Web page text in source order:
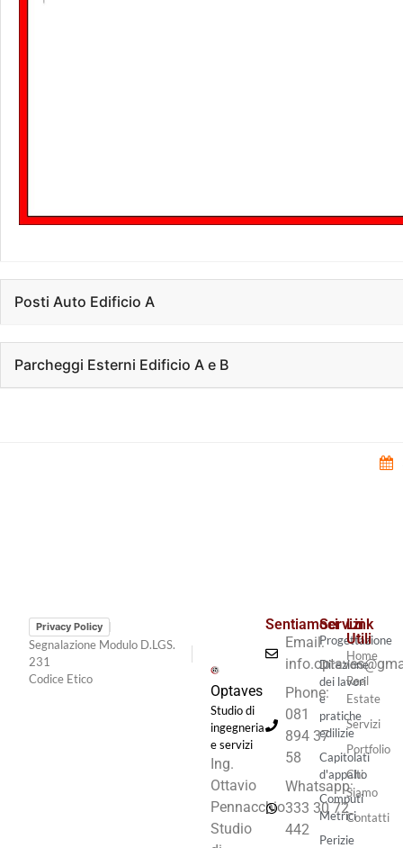
Posti Auto Edificio A
Parcheggi Esterni Edificio A e B
Optaves
Studio di
ingegneria
e servizi
Ing.
Ottavio
Pennacchio
Studio
Servizi
Progettazione
Direzione
dei lavori
e
pratiche
edilizie
Capitolati
d'appalto
Computi
Metrici
Perizie
Link
Utili
Home
Real
Estate
Servizi
Portfolio
Chi
Siamo
Contatti
Sentiamoci
Email:
Phone:
081
894 37
58
Whatsapp:
333 30 72
442
Privacy Policy
Segnalazione Modulo D.LGS.
231
Codice Etico